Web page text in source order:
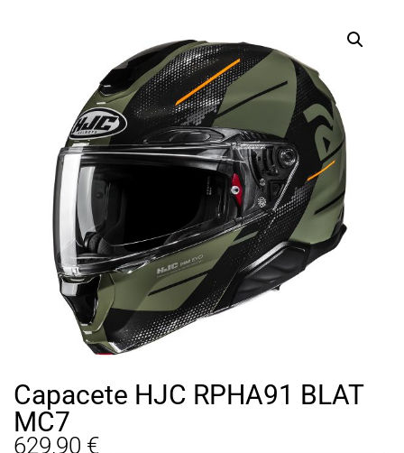
Capacete HJC RPHA91 BLAT
MC7
629,90 €